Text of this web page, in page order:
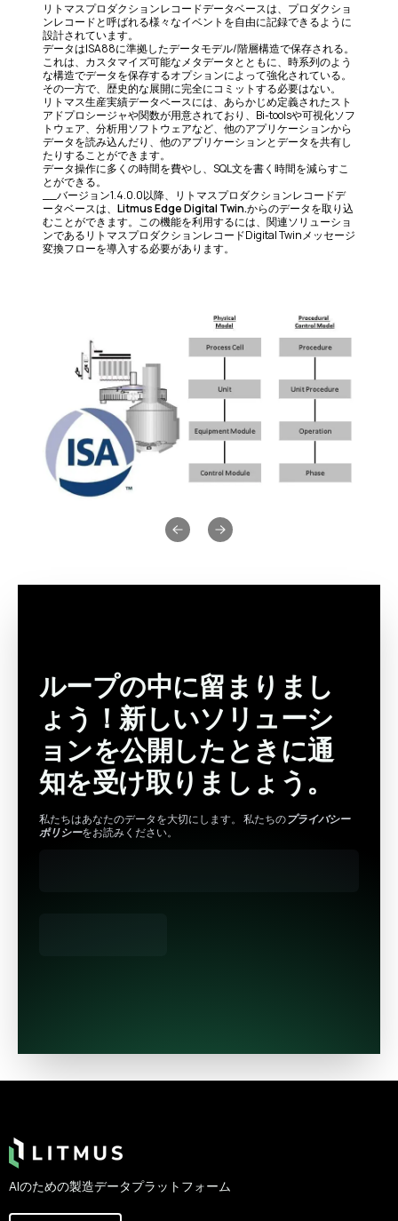
リトマスプロダクションレコードデータベースは、プロダクショ
ンレコードと呼ばれる様々なイベントを自由に記録できるように
設計されています。
データはISA88に準拠したデータモデル/階層構造で保存される。
これは、カスタマイズ可能なメタデータとともに、時系列のよう
な構造でデータを保存するオプションによって強化されている。
その一方で、歴史的な展開に完全にコミットする必要はない。
リトマス生産実績データベースには、あらかじめ定義されたスト
アドプロシージャや関数が用意されており、Bi-toolsや可視化ソフ
トウェア、分析用ソフトウェアなど、他のアプリケーションから
データを読み込んだり、他のアプリケーションとデータを共有し
たりすることができます。
データ操作に多くの時間を費やし、SQL文を書く時間を減らすこ
とができる。
__バージョン1.4.0.0以降、リトマスプロダクションレコードデ
ータベースは、 Litmus Edge Digital Twin.からのデータを取り込
むことができます。この機能を利用するには、関連ソリューショ
ンであるリトマスプロダクションレコードDigital Twinメッセージ
変換フローを導入する必要があります。
Previous slide
Next slide
ループの中に留まりまし
ょう！新しいソリューシ
ョンを公開したときに通
知を受け取りましょう。
私たちはあなたのデータを大切にします。 私たちのプライバシー
ポリシーをお読みください。
AIのための製造データプラットフォーム